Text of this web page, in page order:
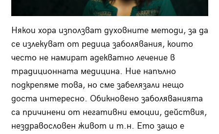
Някои хора използват духовните методи, за да
се излекуват от редица заболявания, които
често не намират адекватно лечение в
традиционната медицина. Ние напълно
подкрепяме това, но сме забелязали нещо
доста интересно. Обикновено заболяванията
са причинени от негативни емоции, действия,
нездравословен живот и т.н. Ето защо е